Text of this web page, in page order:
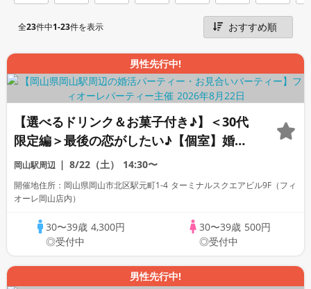
全23件中1-23件を表示
男性先行中!
【選べるドリンク＆お菓子付き♪】＜30代
限定編＞最後の恋がしたい♪【個室】婚活
パーティー～真剣な出会い～
岡山駅周辺 8/22（土） 14:30〜
開催地住所：岡山県岡山市北区駅元町1-4 ターミナルスクエアビル9F（フィ
オーレ岡山店内）
30〜39歳 4,300円
◎受付中
30〜39歳 500円
◎受付中
男性先行中!